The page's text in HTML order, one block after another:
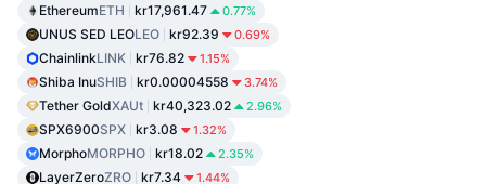
EthereumETH kr17,961.47 0.77%
UNUS SED LEOLEO kr92.39 0.69%
ChainlinkLINK kr76.82 1.15%
Shiba InuSHIB kr0.00004558 3.74%
Tether GoldXAUt kr40,323.02 2.96%
SPX6900SPX kr3.08 1.32%
MorphoMORPHO kr18.02 2.35%
LayerZeroZRO kr7.34 1.44%